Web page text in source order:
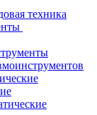
техника